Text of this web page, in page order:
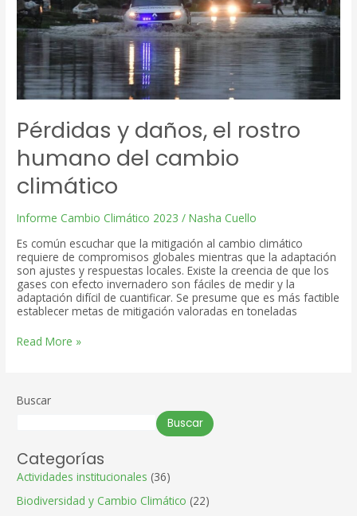
desarrollo
sostenible
Pérdidas y daños, el rostro
humano del cambio
climático
Informe Cambio Climático 2023 /Nasha Cuello
Es común escuchar que la mitigación al cambio climático
requiere de compromisos globales mientras que la adaptación
son ajustes y respuestas locales. Existe la creencia de que los
gases con efecto invernadero son fáciles de medir y la
adaptación difícil de cuantificar. Se presume que es más factible
establecer metas de mitigación valoradas en toneladas
Pérdidas
rostro
humano
Read More »
Buscar
Buscar
Categorías
Actividades institucionales (36)
Biodiversidad y Cambio Climático (22)